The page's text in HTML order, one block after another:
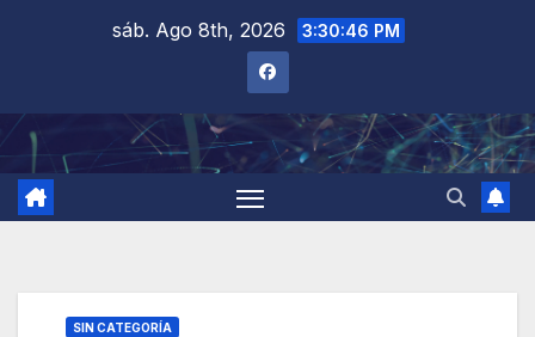
sáb. Ago 8th, 2026 3:30:47 PM
SIN CATEGORÍA